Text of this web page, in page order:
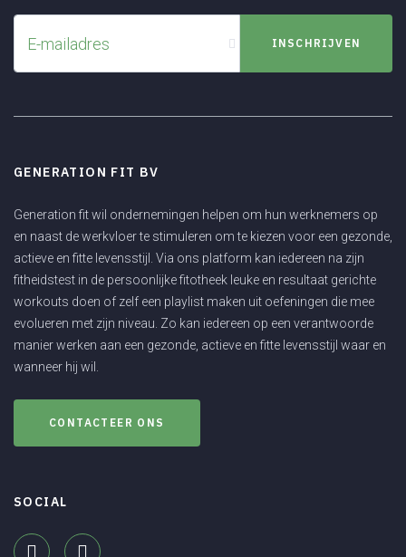
E-mailadres INSCHRIJVEN
GENERATION FIT BV
Generation fit wil ondernemingen helpen om hun werknemers op
en naast de werkvloer te stimuleren om te kiezen voor een gezonde,
actieve en fitte levensstijl. Via ons platform kan iedereen na zijn
fitheidstest in de persoonlijke fitotheek leuke en resultaat gerichte
workouts doen of zelf een playlist maken uit oefeningen die mee
evolueren met zijn niveau. Zo kan iedereen op een verantwoorde
manier werken aan een gezonde, actieve en fitte levensstijl waar en
wanneer hij wil.
CONTACTEER ONS
SOCIAL